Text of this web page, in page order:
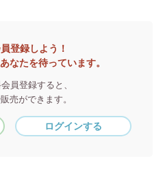
登録しよう！
なたを待っています。
員登録すると、
売ができます。
ログインする